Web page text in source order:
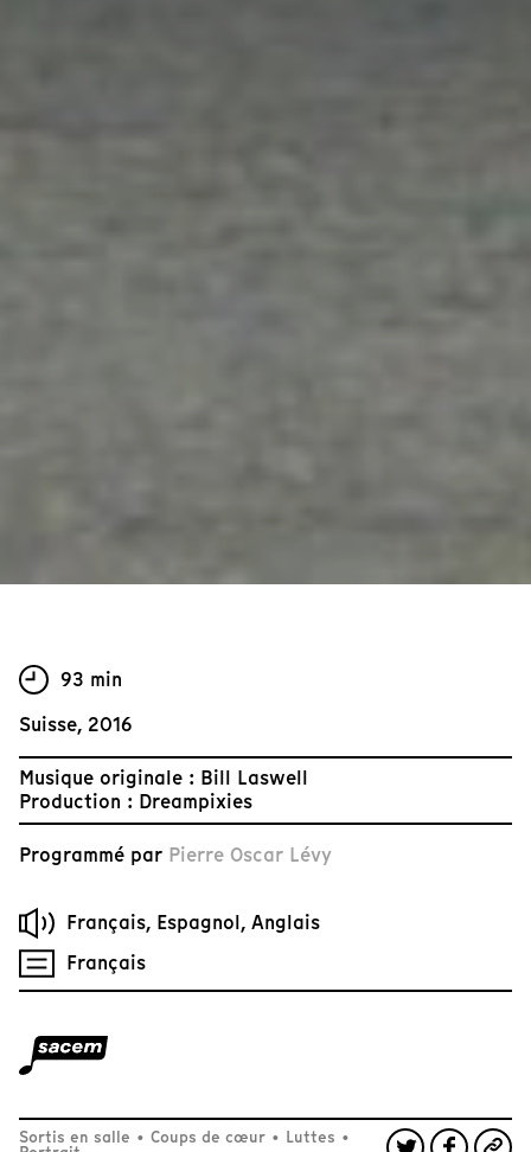
93 min
Suisse, 2016
Musique originale : Bill Laswell
Production : Dreampixies
Programmé par Pierre Oscar Lévy
Français, Espagnol, Anglais
Français
Sortis en salle • Coups de cœur • Luttes •